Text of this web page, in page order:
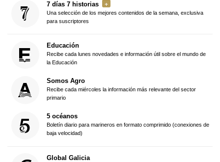
7 días 7 historias
Una selección de los mejores contenidos de la semana, exclusiva
para suscriptores
Educación
Recibe cada lunes novedades e información útil sobre el mundo de
la Educación
Somos Agro
Recibe cada miércoles la información más relevante del sector
primario
5 océanos
Boletín diario para marineros en formato comprimido (conexiones de
baja velocidad)
Global Galicia